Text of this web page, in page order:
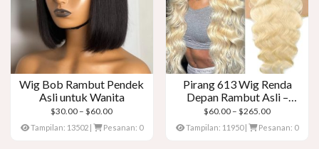
Wig Bob Rambut Pendek
Asli untuk Wanita
$30.00 – $60.00Kisaran
Tampilan: 13502| Pesanan: 0
Pirang 613 Wig Renda
Depan Rambut Asli –
Gelombang Tubuh
$60.00 – $265.00Kisaran
Tampilan: 11950| Pesanan: 0